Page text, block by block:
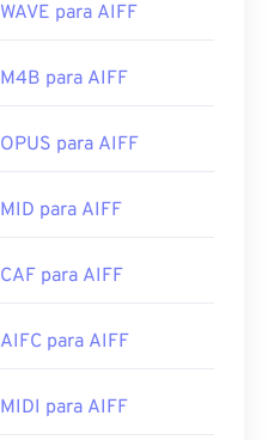
WAVE para AIFF
M4B para AIFF
OPUS para AIFF
MID para AIFF
CAF para AIFF
AIFC para AIFF
MIDI para AIFF